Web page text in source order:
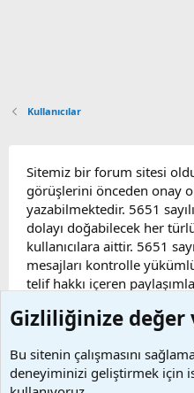
Kullanıcılar
Sitemiz bir forum sitesi
görüşlerini önceden onay
yazabilmektedir. 5651
dolayı doğabilecek her
kullanıcılara aittir. 5651
mesajları kontrolle
telif hakkı içeren
kaldırılacaktır. Sitemizde
alınmaktadır. Telif hakları
Videoların hiç biri
Gizliliğinize değer
Bu sitenin çalışmasını
deneyiminizi geliştirmek için